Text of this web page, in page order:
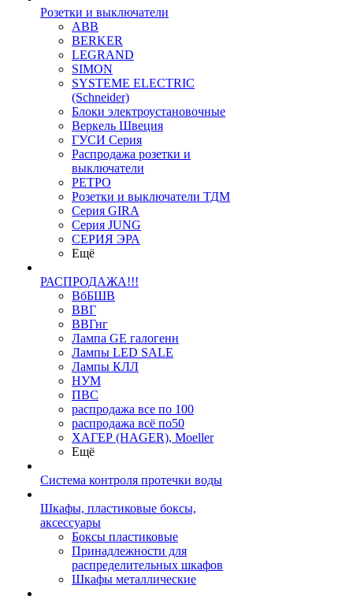
Розетки и выключатели
ABB
BERKER
LEGRAND
SIMON
SYSTEME ELECTRIC
(Schneider)
Блоки электроустановочные
Веркель Швеция
ГУСИ Серия
Распродажа розетки и
выключатели
РЕТРО
Розетки и выключатели ТДМ
Серия GIRA
Серия JUNG
СЕРИЯ ЭРА
Ещё
РАСПРОДАЖА!!!
ВбБШВ
ВВГ
ВВГнг
Лампа GE галогенн
Лампы LED SALE
Лампы КЛЛ
НУМ
ПВС
распродажа все по 100
распродажа всё по50
ХАГЕР (HAGER), Moeller
Ещё
Система контроля протечки воды
Шкафы, пластиковые боксы,
аксессуары
Боксы пластиковые
Принадлежности для
распределительных шкафов
Шкафы металлические